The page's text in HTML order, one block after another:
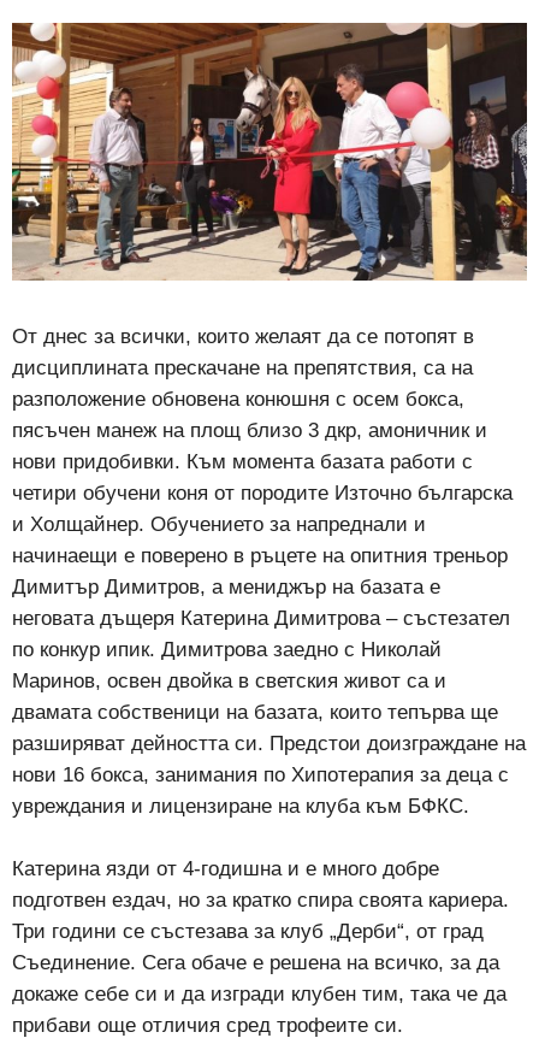
От днес за всички, които желаят да се потопят в
дисциплината прескачане на препятствия, са на
разположение обновена конюшня с осем бокса,
пясъчен манеж на площ близо 3 дкр, амоничник и
нови придобивки. Към момента базата работи с
четири обучени коня от породите Източно българска
и Холщайнер. Обучението за напреднали и
начинаещи е поверено в ръцете на опитния треньор
Димитър Димитров, а мениджър на базата е
неговата дъщеря Катерина Димитрова – състезател
по конкур ипик. Димитрова заедно с Николай
Маринов, освен двойка в светския живот са и
двамата собственици на базата, които тепърва ще
разширяват дейността си. Предстои доизграждане на
нови 16 бокса, занимания по Хипотерапия за деца с
увреждания и лицензиране на клуба към БФКС.
Катерина язди от 4-годишна и е много добре
подготвен ездач, но за кратко спира своята кариера.
Три години се състезава за клуб „Дерби“, от град
Съединение. Сега обаче е решена на всичко, за да
докаже себе си и да изгради клубен тим, така че да
прибави още отличия сред трофеите си.